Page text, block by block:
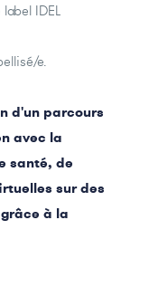
IDEL
e.
d'un parcours
avec la
santé, de
sur des
à la